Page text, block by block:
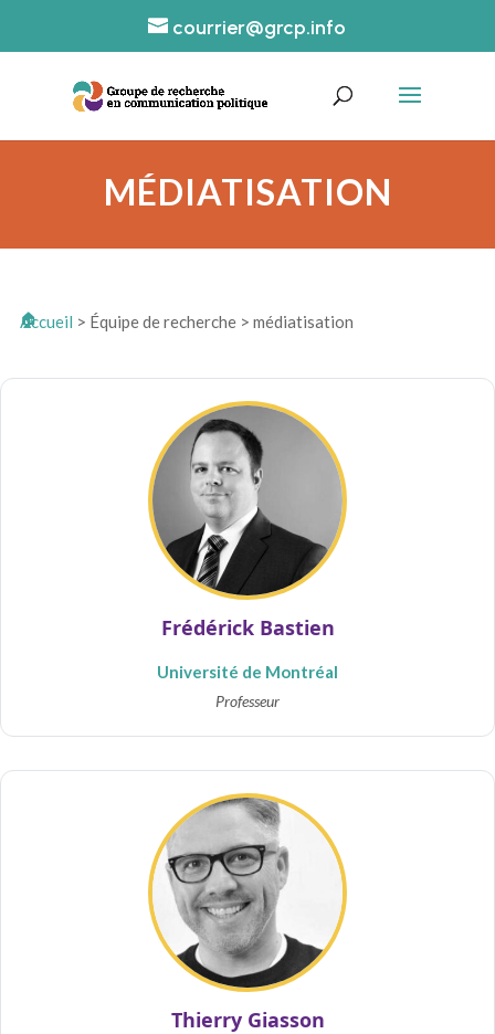
courrier@grcp.info
MÉDIATISATION
Accueil > Équipe de recherche > médiatisation
Frédérick Bastien
Université de Montréal
Professeur
Thierry Giasson